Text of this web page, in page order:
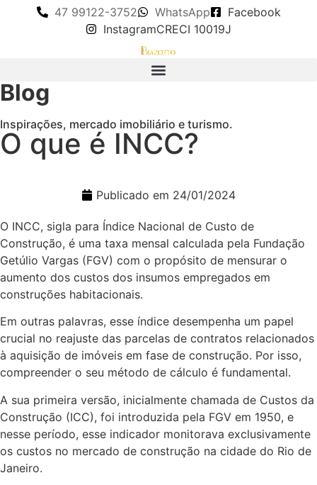
47 99122-3752 WhatsApp
Facebook
InstagramCRECI 10019J
Blog
Inspirações, mercado imobiliário e turismo.
O que é INCC?
Publicado em 24/01/2024
O INCC, sigla para Índice Nacional de Custo de
Construção, é uma taxa mensal calculada pela Fundação
Getúlio Vargas (FGV) com o propósito de mensurar o
aumento dos custos dos insumos empregados em
construções habitacionais.
Em outras palavras, esse índice desempenha um papel
crucial no reajuste das parcelas de contratos relacionados
à aquisição de imóveis em fase de construção. Por isso,
compreender o seu método de cálculo é fundamental.
A sua primeira versão, inicialmente chamada de Custos da
Construção (ICC), foi introduzida pela FGV em 1950, e
nesse período, esse indicador monitorava exclusivamente
os custos no mercado de construção na cidade do Rio de
Janeiro.